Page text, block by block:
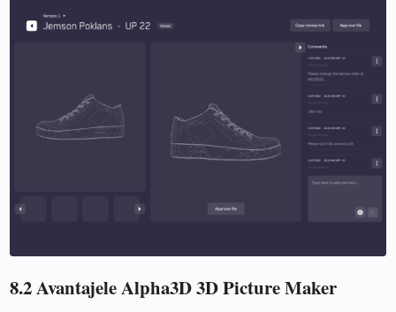
8.2 Avantajele Alpha3D 3D Picture Maker